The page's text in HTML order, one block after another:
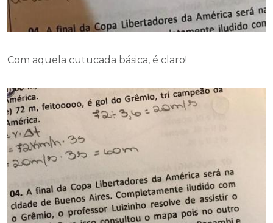
Com aquela cutucada básica, é claro!